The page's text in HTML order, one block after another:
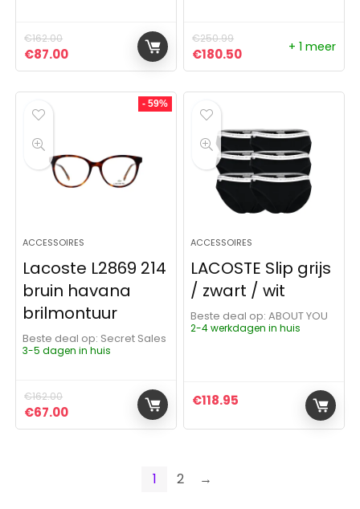
€162.00
Oorspronkelijke prijs was: €162.00.
€87.00Huidige prijs is: €87.00.
€250.99
Oorspronkelijke prijs was:
€180.50Huidige prijs is:
+ 1 meer
- 59%
ACCESSOIRES
Lacoste L2869 214
bruin havana
brilmontuur
Beste deal op:
Secret Sales
3-5 dagen in huis
€162.00
Oorspronkelijke prijs was: €162.00.
€67.00Huidige prijs is: €67.00.
ACCESSOIRES
LACOSTE Slip grijs
/ zwart / wit
Beste deal op:
ABOUT YOU
2-4 werkdagen in huis
€118.95
1 2 →